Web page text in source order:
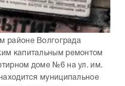
районе Волгограда
капитальным ремонтом
доме №6 на ул. им.
муниципальное